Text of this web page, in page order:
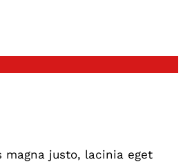
justo, lacinia eget